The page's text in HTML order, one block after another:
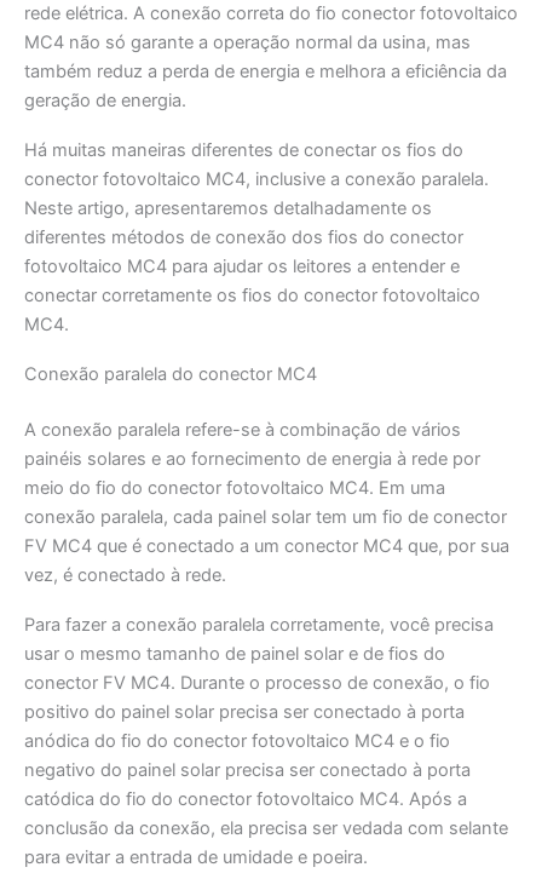
rede elétrica. A conexão correta do fio conector fotovoltaico
MC4 não só garante a operação normal da usina, mas
também reduz a perda de energia e melhora a eficiência da
geração de energia.
Há muitas maneiras diferentes de conectar os fios do
conector fotovoltaico MC4, inclusive a conexão paralela.
Neste artigo, apresentaremos detalhadamente os
diferentes métodos de conexão dos fios do conector
fotovoltaico MC4 para ajudar os leitores a entender e
conectar corretamente os fios do conector fotovoltaico
MC4.
Conexão paralela do conector MC4
A conexão paralela refere-se à combinação de vários
painéis solares e ao fornecimento de energia à rede por
meio do fio do conector fotovoltaico MC4. Em uma
conexão paralela, cada painel solar tem um fio de conector
FV MC4 que é conectado a um conector MC4 que, por sua
vez, é conectado à rede.
Para fazer a conexão paralela corretamente, você precisa
usar o mesmo tamanho de painel solar e de fios do
conector FV MC4. Durante o processo de conexão, o fio
positivo do painel solar precisa ser conectado à porta
anódica do fio do conector fotovoltaico MC4 e o fio
negativo do painel solar precisa ser conectado à porta
catódica do fio do conector fotovoltaico MC4. Após a
conclusão da conexão, ela precisa ser vedada com selante
para evitar a entrada de umidade e poeira.